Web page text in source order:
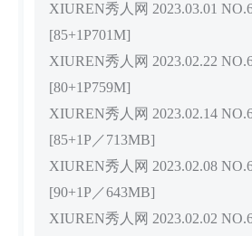
XIUREN秀人网 2023.03.01
[85+1P701M]
XIUREN秀人网 2023.02.22
[80+1P759M]
XIUREN秀人网 2023.02.14
[85+1P／713MB]
XIUREN秀人网 2023.02.08
[90+1P／643MB]
XIUREN秀人网 2023.02.02